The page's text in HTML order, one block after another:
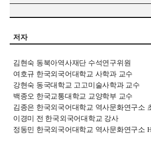
저자
김현숙 동북아역사재단 수석연구위원
여호규 한국외국어대학교 사학과 교수
강현숙 동국대학교 고고미술사학과 교수
백종오 한국교통대학교 교양학부 교수
김종은 한국외국어대학교 역사문화연구소
이경미 전 한국외국어대학교 강사
정동민 한국외국어대학교 역사문화연구소